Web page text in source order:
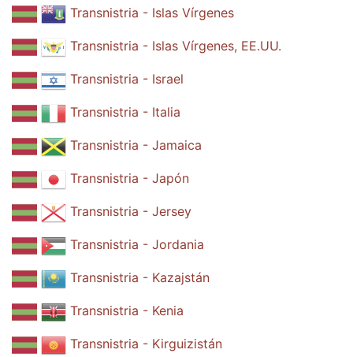
Transnistria - Islas Vírgenes
Transnistria - Islas Vírgenes, EE.UU.
Transnistria - Israel
Transnistria - Italia
Transnistria - Jamaica
Transnistria - Japón
Transnistria - Jersey
Transnistria - Jordania
Transnistria - Kazajstán
Transnistria - Kenia
Transnistria - Kirguizistán